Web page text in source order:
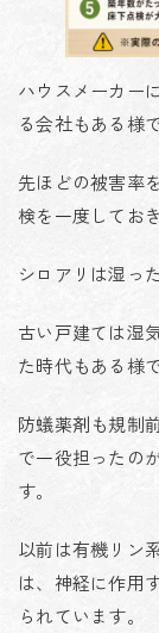
ハウスメーカー
る会社もある様で
先ほどの被害率
検を一度してお
シロアリは湿っ
古い戸建ては湿
た時代もある様で
防蟻薬剤も規制
で一役担ったのが
す。
以前は有機リン
は、神経に作用
られています。